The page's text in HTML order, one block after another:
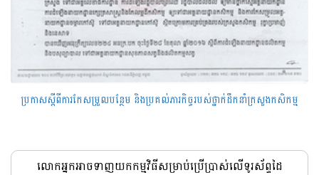
ប្រកាសស្តីពីការកែសម្រួលបន្ថែម និងប្រគល់ភារកិច្ចរបស់ថ្នាក់ដឹកនាំក្រសួងកសិកម្ម
លោកអ្នកអាចទាញយកកម្មវិធីសម្រាប់ប្រើប្រាស់លើទូរស័ព្ទដៃ